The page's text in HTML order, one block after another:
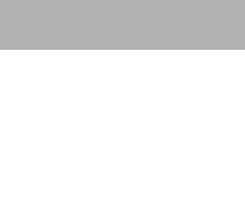
gestion des